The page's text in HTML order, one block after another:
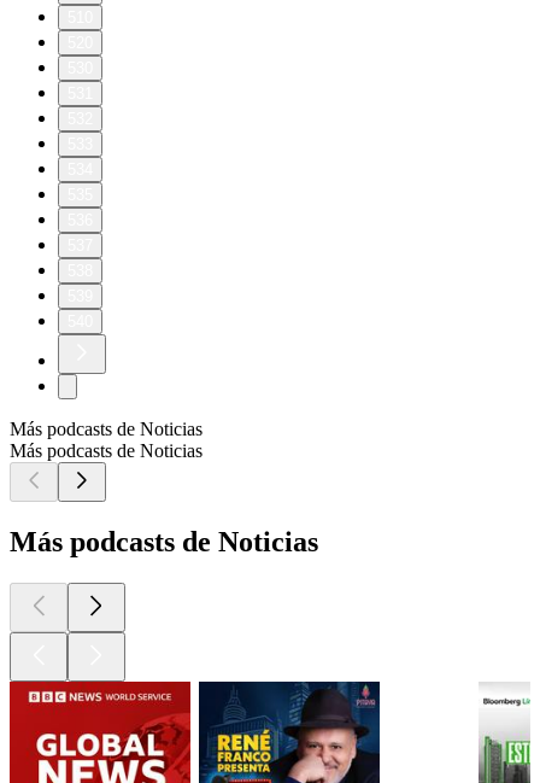
Más podcasts de Noticias
Más podcasts de Noticias
Más podcasts de Noticias